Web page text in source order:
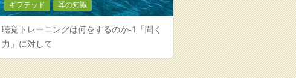
ギフテッド
耳の知識
聴覚トレーニングは何をするのか-1「聞く
力」に対して